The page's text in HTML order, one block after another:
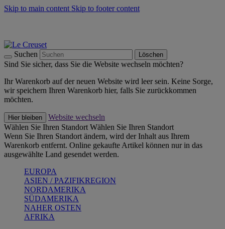
Skip to main content Skip to footer content
Suchen Löschen
Sind Sie sicher, dass Sie die Website wechseln möchten?
Ihr Warenkorb auf der neuen Website wird leer sein. Keine Sorge,
wir speichern Ihren Warenkorb hier, falls Sie zurückkommen
möchten.
Hier bleiben
Website wechseln
Wählen Sie Ihren Standort Wählen Sie Ihren Standort
Wenn Sie Ihren Standort ändern, wird der Inhalt aus Ihrem
Warenkorb entfernt. Online gekaufte Artikel können nur in das
ausgewählte Land gesendet werden.
EUROPA
ASIEN / PAZIFIKREGION
NORDAMERIKA
SÜDAMERIKA
NAHER OSTEN
AFRIKA